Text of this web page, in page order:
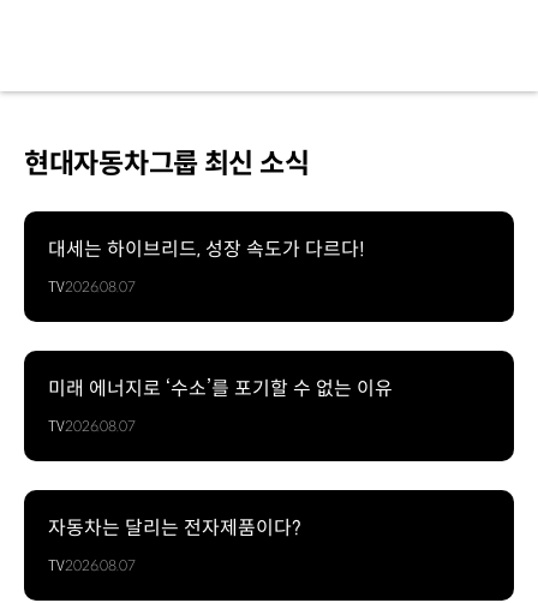
현대자동차그룹 최신 소식
대세는 하이브리드, 성장 속도가 다르다!
TV2026.08.07
미래 에너지로 ‘수소’를 포기할 수 없는 이유
TV2026.08.07
자동차는 달리는 전자제품이다?
TV2026.08.07